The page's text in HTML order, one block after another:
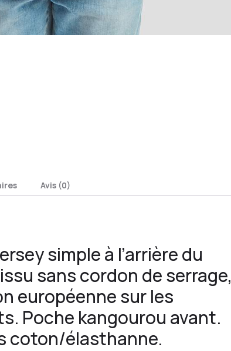
Avis (0)
simple à l’arrière du
sans cordon de serrage,
européenne sur les
Poche kangourou avant.
coton/élasthanne.